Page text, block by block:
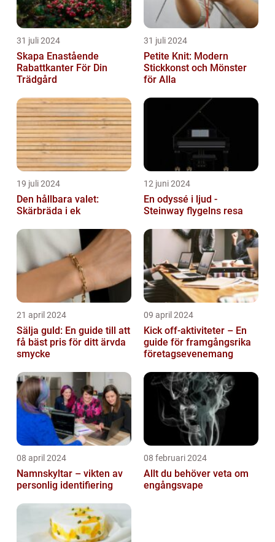
31 juli 2024
Skapa Enastående
Rabattkanter För Din
Trädgård
31 juli 2024
Petite Knit: Modern
Stickkonst och Mönster
för Alla
19 juli 2024
Den hållbara valet:
Skärbräda i ek
12 juni 2024
En odyssé i ljud -
Steinway flygelns resa
21 april 2024
Sälja guld: En guide till att
få bäst pris för ditt ärvda
smycke
09 april 2024
Kick off-aktiviteter – En
guide för framgångsrika
företagsevenemang
08 april 2024
Namnskyltar – vikten av
personlig identifiering
08 februari 2024
Allt du behöver veta om
engångsvape